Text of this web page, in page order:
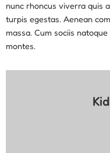
nunc rhoncus viverra quis
turpis egestas. Aenean
massa. Cum sociis
montes.